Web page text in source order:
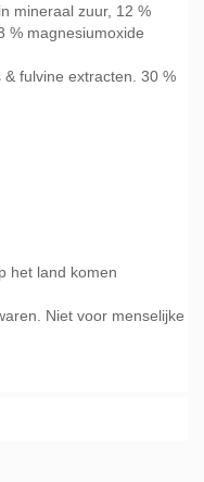
mineraal zuur, 12 %
% magnesiumoxide
fulvine extracten. 30 %
het land komen
Niet voor menselijke